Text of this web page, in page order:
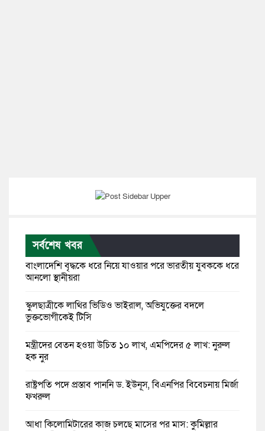
সর্বশেষ খবর
বাংলাদেশি বৃদ্ধকে ধরে নিয়ে যাওয়ার পরে ভারতীয় যুবককে ধরে
আনলো স্থানীয়রা
স্কুলছাত্রীকে লাথির ভিডিও ভাইরাল, অভিযুক্তের বদলে
ভুক্তভোগীকেই টিসি
মন্ত্রীদের বেতন হওয়া উচিত ১০ লাখ, এমপিদের ৫ লাখ: নুরুল
হক নুর
রাষ্ট্রপতি পদে প্রস্তাব পাননি ড. ইউনূস, বিএনপির বিবেচনায় মির্জা
ফখরুল
আধা কিলোমিটারের কাজ চলছে মাসের পর মাস: কুমিল্লার